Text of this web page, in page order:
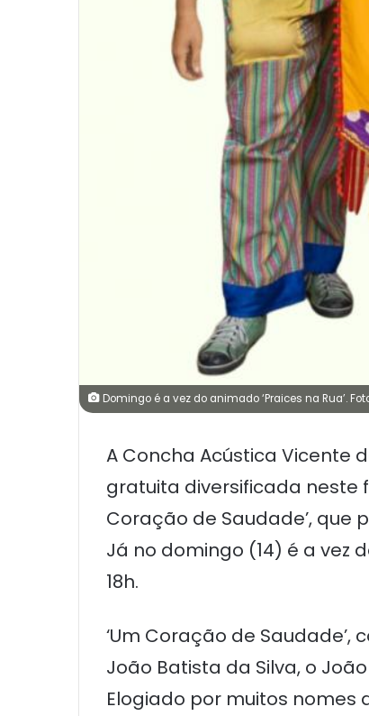
Domingo é a vez do animado ‘Praices na Rua’.
A Concha Acústica Vicente
gratuita diversificada neste
Coração de Saudade’,
Já no domingo (14) é a vez
18h.
‘Um Coração de
João Batista da Silva, o
Elogiado por muitos nomes